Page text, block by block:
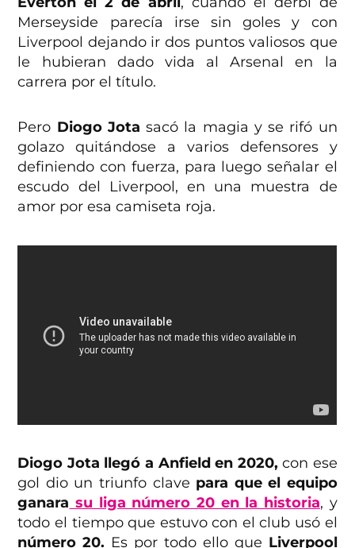
Merseyside parecía irse sin goles y con
Liverpool dejando ir dos puntos valiosos que
le hubieran dado vida al Arsenal en la
carrera por el título.
Pero Diogo Jotasacó la magia y se rifó un
golazo quitándose a varios defensores y
definiendo con fuerza, para luego señalar el
escudo del Liverpool, en una muestra de
amor por esa camiseta roja.
Diogo Jota llegó a Anfield en 2020, con ese
gol dio un triunfo clave para que el equipo
ganara su liga número 20 en la historia, y
todo el tiempo que estuvo con el club usó el
número 20. Es por todo ello que Liverpool